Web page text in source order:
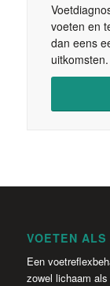
voeten en
dan eens
VOETEN
Een
zowel lichaam